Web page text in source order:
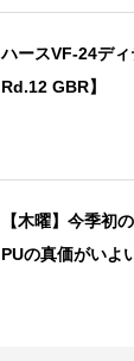
ハースVF-24デ
Rd.12 GBR】
【木曜】今季初
PUの真価がいよ